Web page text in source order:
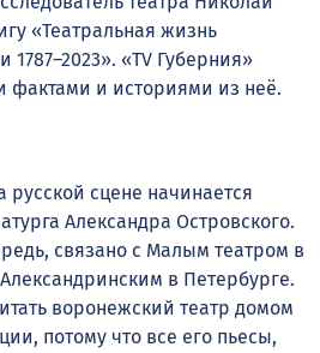
«Театральная жизнь
«TV Губерния»
и историями из неё.
русской сцене начинается
Александра Островского.
связано с Малым театром в
в Петербурге.
воронежский театр домом
потому что все его пьесы,